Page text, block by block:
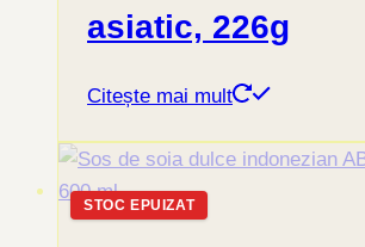
asiatic, 226g
Citește mai mult
STOC EPUIZAT